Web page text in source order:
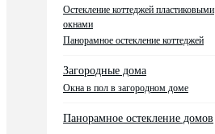
Остекление коттеджей пластиковыми
окнами
Панорамное остекление коттеджей
Загородные дома
Окна в пол в загородном доме
Панорамное остекление домов